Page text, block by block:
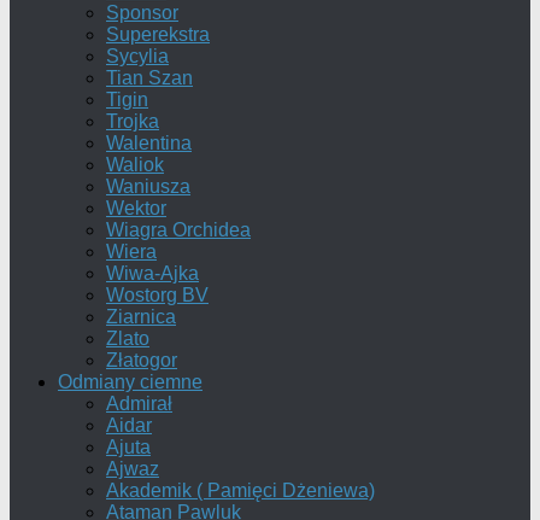
Sponsor
Superekstra
Sycylia
Tian Szan
Tigin
Trojka
Walentina
Waliok
Waniusza
Wektor
Wiagra Orchidea
Wiera
Wiwa-Ajka
Wostorg BV
Ziarnica
Zlato
Złatogor
Odmiany ciemne
Admirał
Aidar
Ajuta
Ajwaz
Akademik ( Pamięci Dżeniewa)
Ataman Pawluk